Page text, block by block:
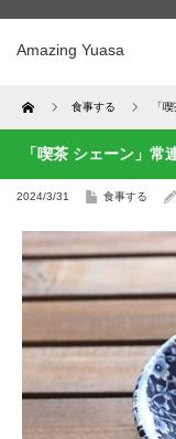
Amazing Yuasa
Home 食事する 「
「喫茶 シェーン」常
2024/3/31 食事する